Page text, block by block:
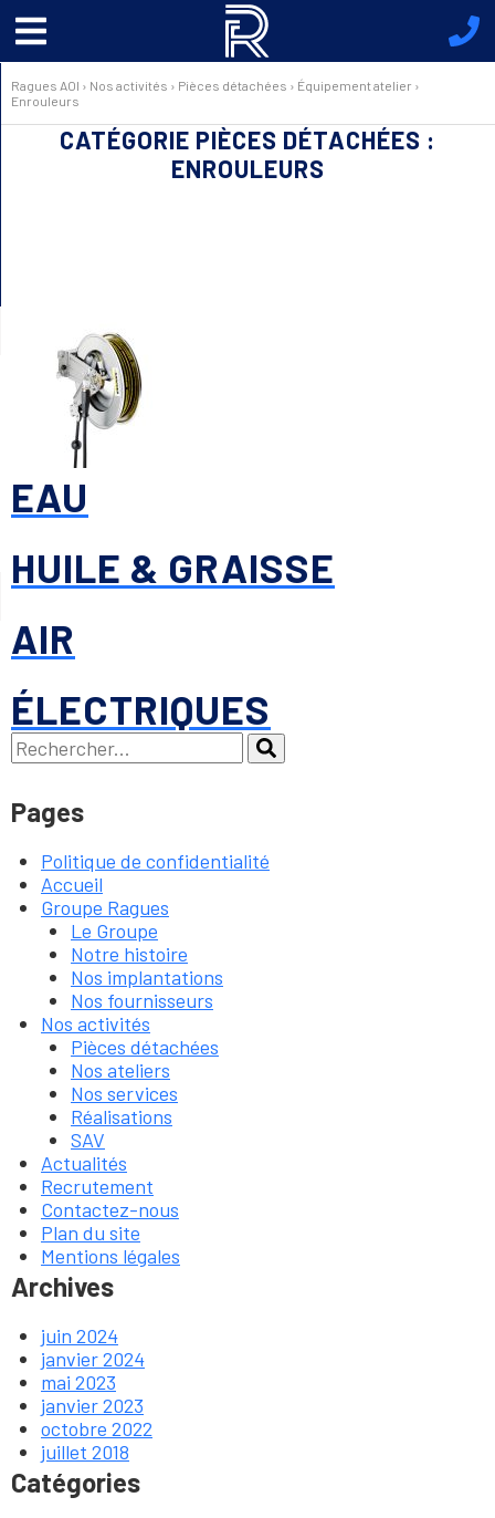
Menu
principal
Ragues AOI › Nos activités › Pièces détachées › Équipement atelier ›
Enrouleurs
CATÉGORIE PIÈCES DÉTACHÉES :
ENROULEURS
EAU
HUILE & GRAISSE
AIR
ÉLECTRIQUES
Recherche :
Rechercher
Pages
Politique de confidentialité
Accueil
Groupe Ragues
Le Groupe
Notre histoire
Nos implantations
Nos fournisseurs
Nos activités
Pièces détachées
Nos ateliers
Nos services
Réalisations
SAV
Actualités
Recrutement
Contactez-nous
Plan du site
Mentions légales
Archives
juin 2024
janvier 2024
mai 2023
janvier 2023
octobre 2022
juillet 2018
Catégories